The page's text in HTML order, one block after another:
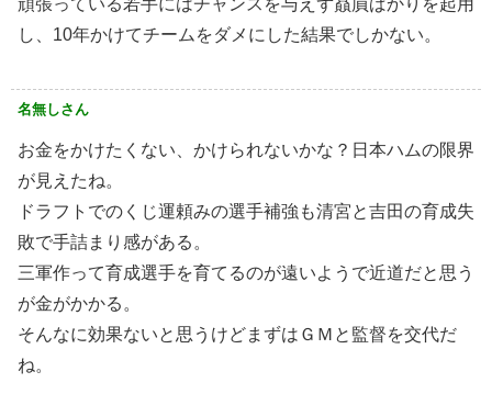
頑張っている若手にはチャンスを与えず贔屓ばかりを起用
し、10年かけてチームをダメにした結果でしかない。
名無しさん
お金をかけたくない、かけられないかな？日本ハムの限界
が見えたね。
ドラフトでのくじ運頼みの選手補強も清宮と吉田の育成失
敗で手詰まり感がある。
三軍作って育成選手を育てるのが遠いようで近道だと思う
が金がかかる。
そんなに効果ないと思うけどまずはＧＭと監督を交代だ
ね。